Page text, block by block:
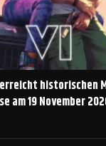
erreicht historischen
am 19 November